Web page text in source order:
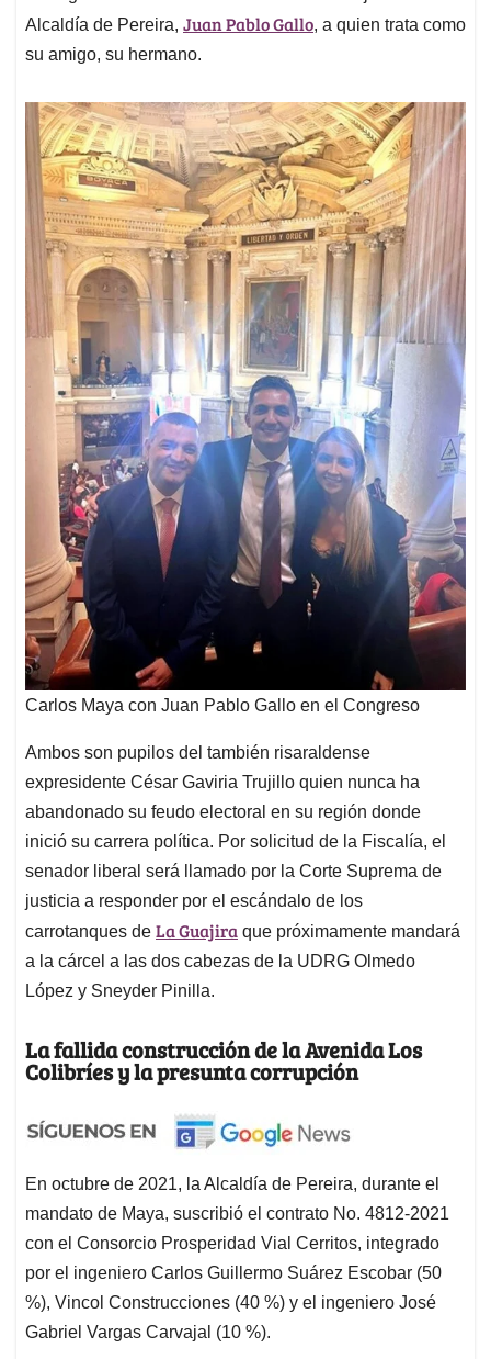
Alcaldía de Pereira, Juan Pablo Gallo, a quien trata como
su amigo, su hermano.
Carlos Maya con Juan Pablo Gallo en el Congreso
Ambos son pupilos del también risaraldense
expresidente César Gaviria Trujillo quien nunca ha
abandonado su feudo electoral en su región donde
inició su carrera política. Por solicitud de la Fiscalía, el
senador liberal será llamado por la Corte Suprema de
justicia a responder por el escándalo de los
carrotanques de La Guajira que próximamente mandará
a la cárcel a las dos cabezas de la UDRG Olmedo
López y Sneyder Pinilla.
La fallida construcción de la Avenida Los
Colibríes y la presunta corrupción
En octubre de 2021, la Alcaldía de Pereira, durante el
mandato de Maya, suscribió el contrato No. 4812-2021
con el Consorcio Prosperidad Vial Cerritos, integrado
por el ingeniero Carlos Guillermo Suárez Escobar (50
%), Vincol Construcciones (40 %) y el ingeniero José
Gabriel Vargas Carvajal (10 %).